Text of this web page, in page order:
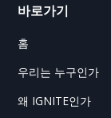
바로가기
홈
우리는 누구인가
왜 IGNITE인가